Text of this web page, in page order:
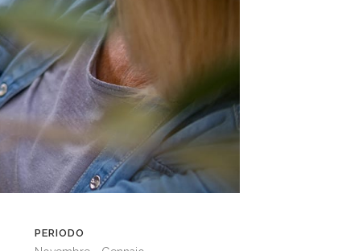
PERIODO